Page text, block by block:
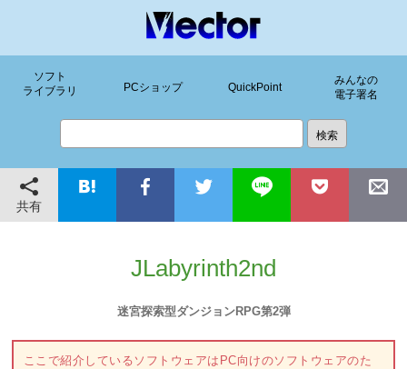
ソフト
ライブラリ
PCショップ QuickPoint
みんなの
電子署名
共有
JLabyrinth2nd
迷宮探索型ダンジョンRPG第2弾
ここで紹介しているソフトウェアはPC向けのソフトウェアのた